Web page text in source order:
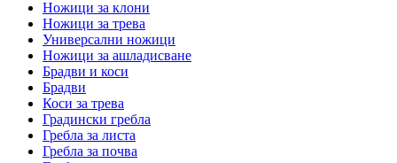
Ножици за клони
Ножици за трева
Универсални ножици
Ножици за ашладисване
Брадви и коси
Брадви
Коси за трева
Градински гребла
Гребла за листа
Гребла за почва